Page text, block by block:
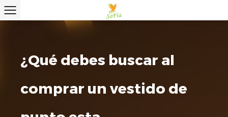
¿Qué debes buscar al
comprar un vestido de